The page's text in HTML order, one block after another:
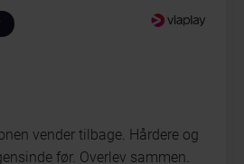
vender tilbage. Hårdere og
før. Overlev sammen.